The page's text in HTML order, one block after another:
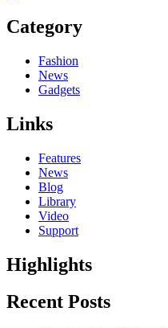
Category
Fashion
News
Gadgets
Links
Features
News
Blog
Library
Video
Support
Highlights
Recent Posts